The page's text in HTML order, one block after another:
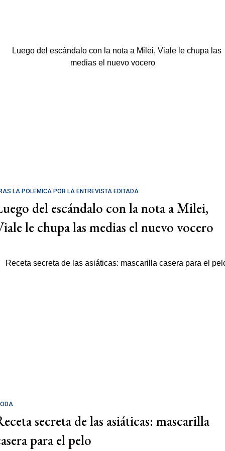
LA POLÉMICA POR LA ENTREVISTA EDITADA
del escándalo con la nota a Milei,
le chupa las medias el nuevo vocero
secreta de las asiáticas: mascarilla
para el pelo